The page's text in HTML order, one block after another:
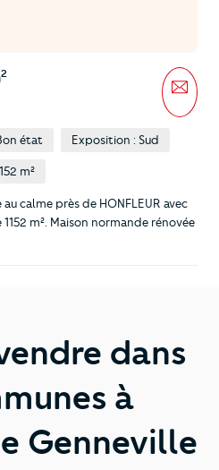
2
état Exposition : Sud
m²
calme près de HONFLEUR avec
m². Maison normande rénovée
dans
à
Genneville